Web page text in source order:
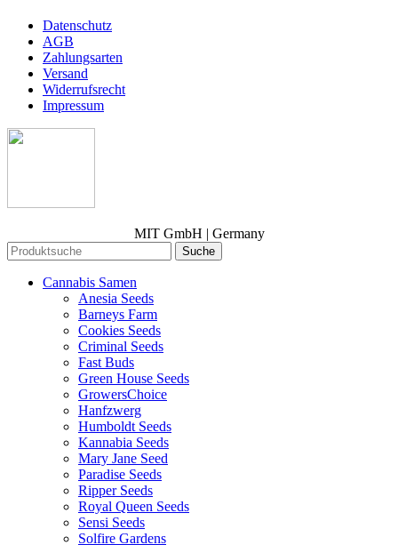
Datenschutz
AGB
Zahlungsarten
Versand
Widerrufsrecht
Impressum
MIT GmbH | Germany
Suche
Cannabis Samen
Anesia Seeds
Barneys Farm
Cookies Seeds
Criminal Seeds
Fast Buds
Green House Seeds
GrowersChoice
Hanfzwerg
Humboldt Seeds
Kannabia Seeds
Mary Jane Seed
Paradise Seeds
Ripper Seeds
Royal Queen Seeds
Sensi Seeds
Solfire Gardens